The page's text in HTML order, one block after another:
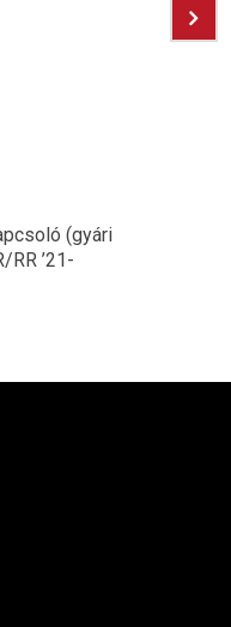
(gyári
’21-